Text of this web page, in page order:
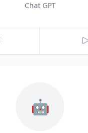
Chat GPT
🤖